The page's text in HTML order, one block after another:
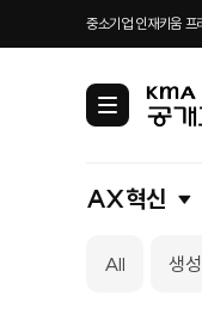
중소기업 인재키움
카
테
AX혁신
All 생